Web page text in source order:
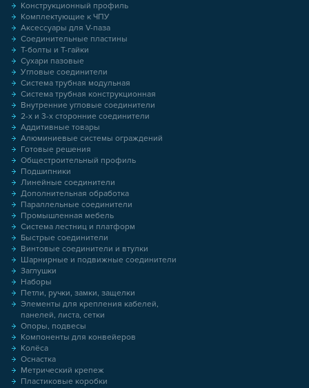
Конструкционный профиль
Комплектующие к ЧПУ
Аксессуары для V-паза
Соединительные пластины
Т-болты и Т-гайки
Сухари пазовые
Угловые соединители
Система трубная модульная
Система трубная конструкционная
Внутренние угловые соединители
2-х и 3-х сторонние соединители
Аддитивные товары
Алюминиевые системы ограждений
Готовые решения
Общестроительный профиль
Подшипники
Линейные соединители
Дополнительная обработка
Параллельные соединители
Промышленная мебель
Система лестниц и платформ
Быстрые соединители
Винтовые соединители и втулки
Шарнирные и подвижные соединители
Заглушки
Наборы
Петли, ручки, замки, защелки
Элементы для крепления кабелей,
панелей, листа, сетки
Опоры, подвесы
Компоненты для конвейеров
Колёса
Оснастка
Метрический крепеж
Пластиковые коробки